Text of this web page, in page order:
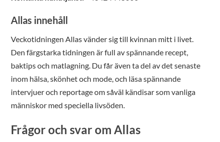
Allas innehåll
Veckotidningen Allas vänder sig till kvinnan mitt i livet.
Den färgstarka tidningen är full av spännande recept,
baktips och matlagning. Du får även ta del av det senaste
inom hälsa, skönhet och mode, och läsa spännande
intervjuer och reportage om såväl kändisar som vanliga
människor med speciella livsöden.
Frågor och svar om Allas